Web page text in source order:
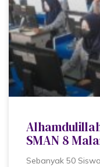
SMAN 8
Sebanyak 50